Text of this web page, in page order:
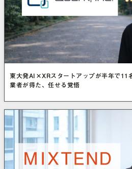
東大発AI×XRスタートアップが半年で11
業者が得た、任せる覚悟